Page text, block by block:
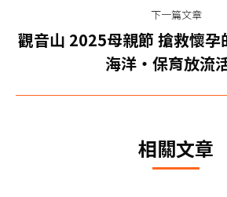
文
章：
下一篇文章
下
一
篇
章：
觀音山 2025母親節 搶救懷孕
海洋‧保育放流
相關文章